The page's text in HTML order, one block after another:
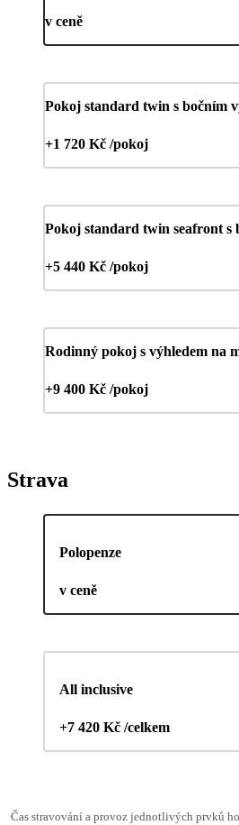
v ceně
Pokoj standard twin s bočním
+1 720 Kč /pokoj
Pokoj standard twin seafront s
+5 440 Kč /pokoj
Rodinný pokoj s výhledem na
+9 400 Kč /pokoj
Strava
Polopenze
v ceně
All inclusive
+7 420 Kč /celkem
Čas stravování a provoz jednotlivých prvků